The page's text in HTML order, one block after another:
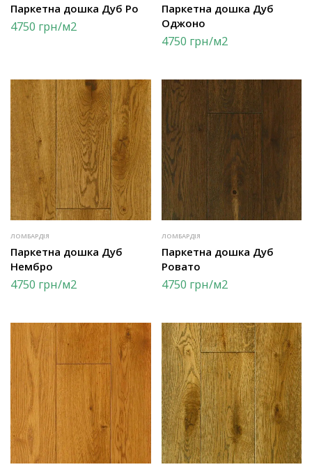
Паркетна дошка Дуб Ро
4750 грн/м2
Паркетна дошка Дуб
Оджоно
4750 грн/м2
ЛОМБАРДІЯ
Паркетна дошка Дуб
Нембро
4750 грн/м2
ЛОМБАРДІЯ
Паркетна дошка Дуб
Ровато
4750 грн/м2